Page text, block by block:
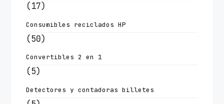
(17)
Consumibles reciclados HP
(50)
Convertibles 2 en 1
(5)
Detectores y contadoras billetes